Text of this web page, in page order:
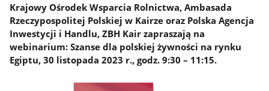
Krajowy Ośrodek Wsparcia Rolnictwa, Ambasada
Rzeczypospolitej Polskiej w Kairze oraz Polska Agencja
Inwestycji i Handlu, ZBH Kair zapraszają na
webinarium: Szanse dla polskiej żywności na rynku
Egiptu, 30 listopada 2023 r., godz. 9:30 – 11:15.